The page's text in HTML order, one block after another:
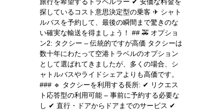
探しているコスト意思決定型の乗客 ✈ シャト
ルバスを予約して、最後の瞬間まで驚きのな
い確実な輸送を得ましょう！ ## 🚕 オプショ
ン2: タクシー – 伝統的ですが高価 タクシーは
数十年にわたって空港トラベルのオプション
として選ばれてきましたが、多くの場合、シ
ャトルバスやライドシェアよりも高価です。
### 🔹 タクシーを利用する長所: ✔ リクエス
ト応答型の利用可能 – 事前に予約する必要な
し ✔ 直行・ドアからドアまでのサービス ✔